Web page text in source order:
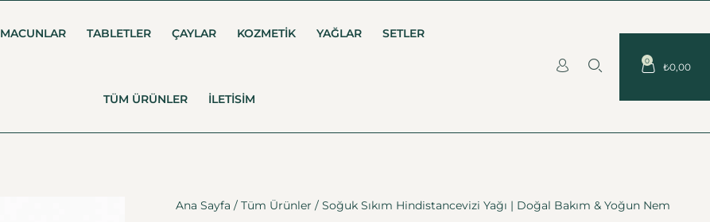
MACUNLAR TABLETLER ÇAYLAR KOZMETIK YAĞLAR SETLER
TÜM ÜRÜNLER İLETISIM
₺0,00
0
Ana Sayfa / Tüm Ürünler / Soğuk Sıkım Hindistancevizi Yağı | Doğal Bakım & Yoğun Nem